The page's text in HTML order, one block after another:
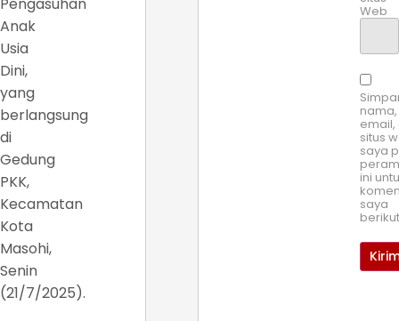
Anak
Usia
Dini,
yang
berlangsung
di
Gedung
PKK,
Kecamatan
Kota
Masohi,
Senin
(21/7/2025).
Web
nama,
email,
situs
saya
ini
saya